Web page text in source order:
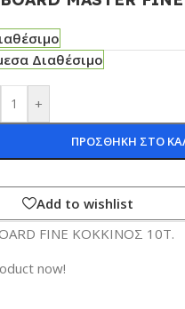
Διαθέσιμο
+
ΠΡΟΣΘΗΚΗ ΣΤΟ
Add to wishlist
FINE ΚΟΚKINOΣ 10Τ.
now!